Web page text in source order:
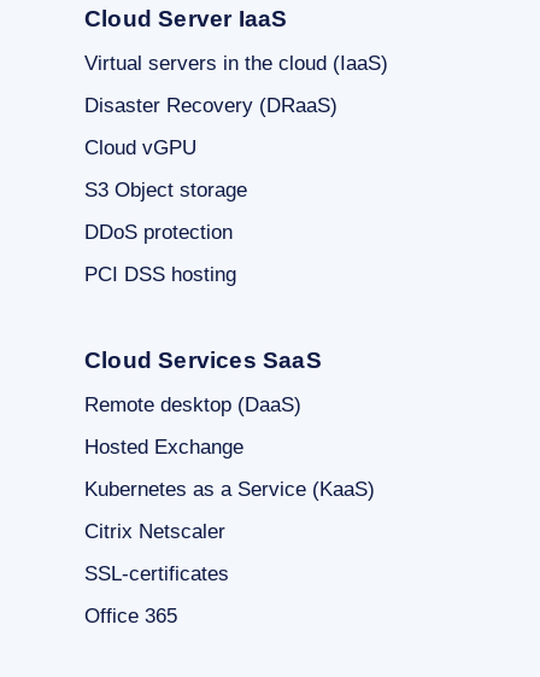
Cloud Server IaaS
Virtual servers in the cloud (IaaS)
Disaster Recovery (DRaaS)
Cloud vGPU
S3 Object storage
DDoS protection
PCI DSS hosting
Cloud Services SaaS
Remote desktop (DaaS)
Hosted Exchange
Kubernetes as a Service (KaaS)
Citrix Netscaler
SSL-certificates
Office 365